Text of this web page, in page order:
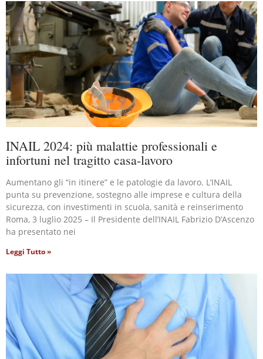
INAIL 2024: più malattie professionali e
infortuni nel tragitto casa-lavoro
Aumentano gli “in itinere” e le patologie da lavoro. L’INAIL
punta su prevenzione, sostegno alle imprese e cultura della
sicurezza, con investimenti in scuola, sanità e reinserimento
Roma, 3 luglio 2025 – Il Presidente dell’INAIL Fabrizio D’Ascenzo
ha presentato nei
Leggi Tutto »